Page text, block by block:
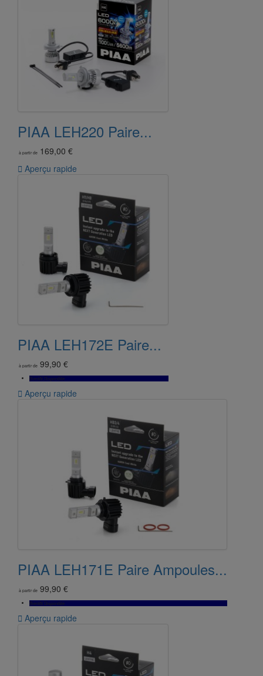
PIAA LEH220 Paire...
à partir de 169,00 €
 Aperçu rapide
PIAA LEH172E Paire...
à partir de 99,90 €
Bientôt Disponible
 Aperçu rapide
PIAA LEH171E Paire Ampoules...
à partir de 99,90 €
Bientôt Disponible
 Aperçu rapide